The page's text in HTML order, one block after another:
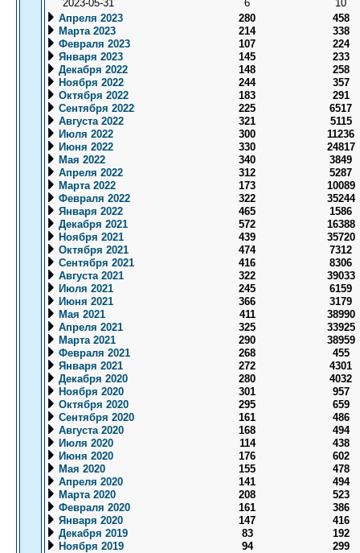
2023-05-31 6
10
Апреля 2023
280
458
Марта 2023
214
338
Февраля 2023
107
224
Января 2023
145
233
Декабря 2022
148
258
Ноября 2022
244
357
Октября 2022
183
291
Сентября 2022
225
6517
Августа 2022
321
5115
Июля 2022
300
11236
Июня 2022
330
24817
Мая 2022
340
3849
Апреля 2022
312
5287
Марта 2022
173
10089
Февраля 2022
322
35244
Января 2022
465
1586
Декабря 2021
572
16388
Ноября 2021
439
35720
Октября 2021
474
7312
Сентября 2021
416
8306
Августа 2021
322
39033
Июля 2021
245
6159
Июня 2021
366
3179
Мая 2021
411
38990
Апреля 2021
325
33925
Марта 2021
290
38959
Февраля 2021
268
455
Января 2021
272
4301
Декабря 2020
280
4032
Ноября 2020
301
957
Октября 2020
295
659
Сентября 2020
161
486
Августа 2020
168
494
Июля 2020
114
438
Июня 2020
176
602
Мая 2020
155
478
Апреля 2020
141
494
Марта 2020
208
523
Февраля 2020
161
386
Января 2020
147
416
Декабря 2019
83
192
Ноября 2019
94
299